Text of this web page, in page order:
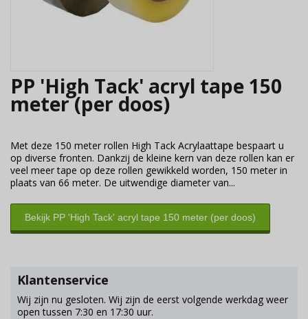
PP 'High Tack' acryl tape 150
meter (per doos)
Met deze 150 meter rollen High Tack Acrylaattape bespaart u
op diverse fronten. Dankzij de kleine kern van deze rollen kan er
veel meer tape op deze rollen gewikkeld worden, 150 meter in
plaats van 66 meter. De uitwendige diameter van...
Bekijk PP 'High Tack' acryl tape 150 meter (per doos)
Klantenservice
Wij zijn nu gesloten. Wij zijn de eerst volgende werkdag weer
open tussen 7:30 en 17:30 uur.